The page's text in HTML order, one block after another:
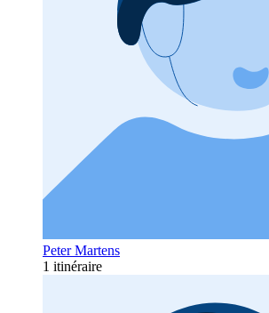
Peter Martens
1 itinéraire